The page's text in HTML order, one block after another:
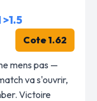
Cote 1.62
mens pas —
va s'ouvrir,
Victoire